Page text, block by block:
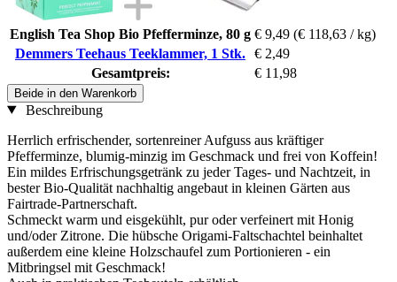
English Tea Shop Bio Pfefferminze, 80 g € 9,49 (€ 118,63 / kg)
Demmers Teehaus Teeklammer, 1 Stk. € 2,49
Gesamtpreis:
€ 11,98
Beide in den Warenkorb
Beschreibung
Herrlich erfrischender, sortenreiner Aufguss aus kräftiger
Pfefferminze, blumig-minzig im Geschmack und frei von Koffein!
Ein mildes Erfrischungsgetränk zu jeder Tages- und Nachtzeit, in
bester Bio-Qualität nachhaltig angebaut in kleinen Gärten aus
Fairtrade-Partnerschaft.
Schmeckt warm und eisgekühlt, pur oder verfeinert mit Honig
und/oder Zitrone. Die hübsche Origami-Faltschachtel beinhaltet
außerdem eine kleine Holzschaufel zum Portionieren - ein
Mitbringsel mit Geschmack!